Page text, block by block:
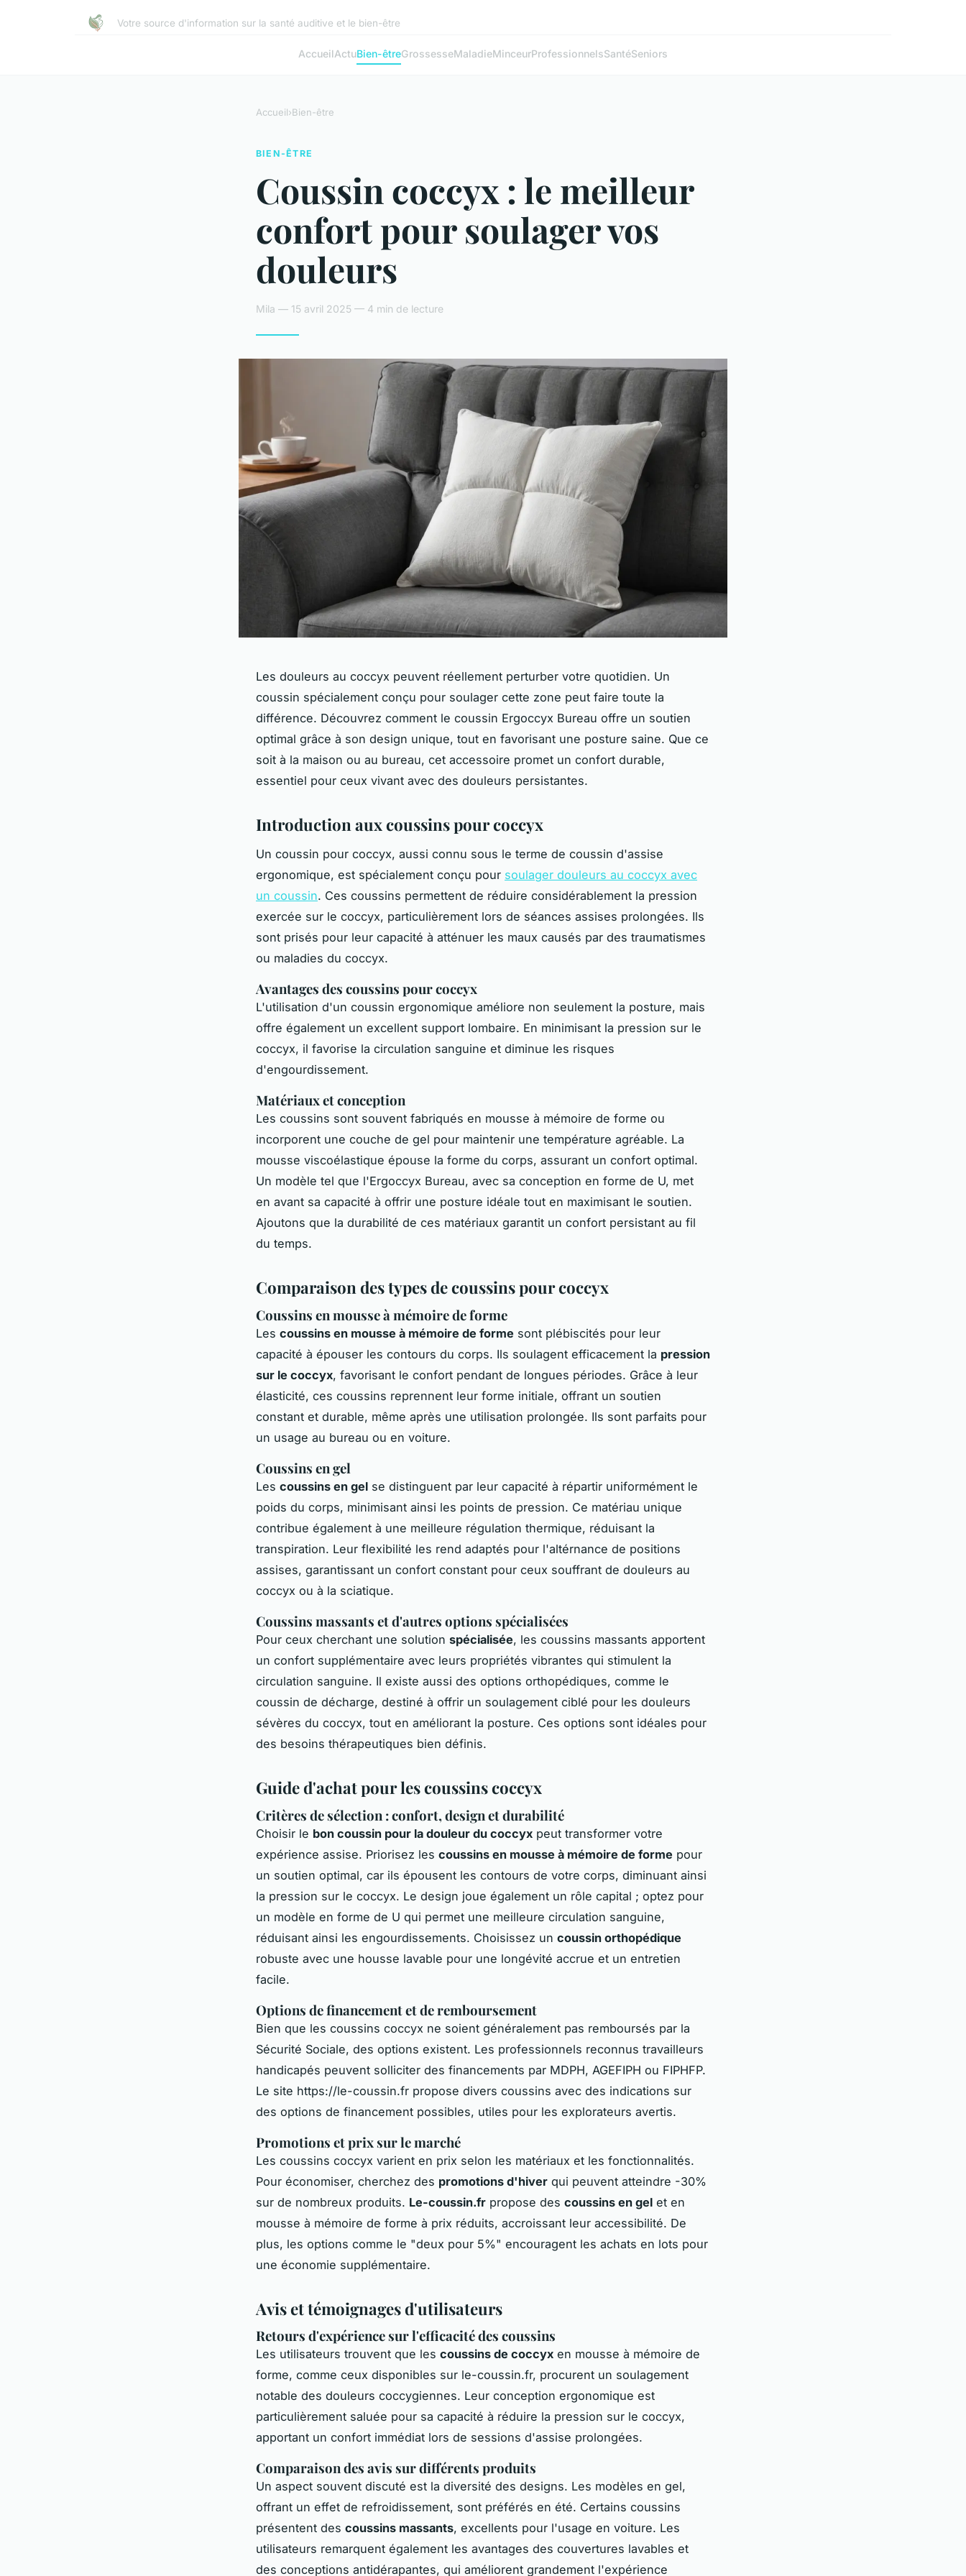
Votre source d'information sur la santé auditive et le bien-être
AccueilActuBien-êtreGrossesseMaladieMinceurProfessionnelsSantéSeniors
Accueil›Bien-être
BIEN-ÊTRE
Coussin coccyx : le meilleur
confort pour soulager vos
douleurs
Mila — 15 avril 2025 — 4 min de lecture
Les douleurs au coccyx peuvent réellement perturber votre quotidien. Un
coussin spécialement conçu pour soulager cette zone peut faire toute la
différence. Découvrez comment le coussin Ergoccyx Bureau offre un soutien
optimal grâce à son design unique, tout en favorisant une posture saine. Que ce
soit à la maison ou au bureau, cet accessoire promet un confort durable,
essentiel pour ceux vivant avec des douleurs persistantes.
Introduction aux coussins pour coccyx
Un coussin pour coccyx, aussi connu sous le terme de coussin d'assise
ergonomique, est spécialement conçu pour soulager douleurs au coccyx avec
un coussin. Ces coussins permettent de réduire considérablement la pression
exercée sur le coccyx, particulièrement lors de séances assises prolongées. Ils
sont prisés pour leur capacité à atténuer les maux causés par des traumatismes
ou maladies du coccyx.
Avantages des coussins pour coccyx
L'utilisation d'un coussin ergonomique améliore non seulement la posture, mais
offre également un excellent support lombaire. En minimisant la pression sur le
coccyx, il favorise la circulation sanguine et diminue les risques
d'engourdissement.
Matériaux et conception
Les coussins sont souvent fabriqués en mousse à mémoire de forme ou
incorporent une couche de gel pour maintenir une température agréable. La
mousse viscoélastique épouse la forme du corps, assurant un confort optimal.
Un modèle tel que l'Ergoccyx Bureau, avec sa conception en forme de U, met
en avant sa capacité à offrir une posture idéale tout en maximisant le soutien.
Ajoutons que la durabilité de ces matériaux garantit un confort persistant au fil
du temps.
Comparaison des types de coussins pour coccyx
Coussins en mousse à mémoire de forme
Les coussins en mousse à mémoire de forme sont plébiscités pour leur
capacité à épouser les contours du corps. Ils soulagent efficacement la pression
sur le coccyx, favorisant le confort pendant de longues périodes. Grâce à leur
élasticité, ces coussins reprennent leur forme initiale, offrant un soutien
constant et durable, même après une utilisation prolongée. Ils sont parfaits pour
un usage au bureau ou en voiture.
Coussins en gel
Les coussins en gel se distinguent par leur capacité à répartir uniformément le
poids du corps, minimisant ainsi les points de pression. Ce matériau unique
contribue également à une meilleure régulation thermique, réduisant la
transpiration. Leur flexibilité les rend adaptés pour l'altérnance de positions
assises, garantissant un confort constant pour ceux souffrant de douleurs au
coccyx ou à la sciatique.
Coussins massants et d'autres options spécialisées
Pour ceux cherchant une solution spécialisée, les coussins massants apportent
un confort supplémentaire avec leurs propriétés vibrantes qui stimulent la
circulation sanguine. Il existe aussi des options orthopédiques, comme le
coussin de décharge, destiné à offrir un soulagement ciblé pour les douleurs
sévères du coccyx, tout en améliorant la posture. Ces options sont idéales pour
des besoins thérapeutiques bien définis.
Guide d'achat pour les coussins coccyx
Critères de sélection : confort, design et durabilité
Choisir le bon coussin pour la douleur du coccyx peut transformer votre
expérience assise. Priorisez les coussins en mousse à mémoire de forme pour
un soutien optimal, car ils épousent les contours de votre corps, diminuant ainsi
la pression sur le coccyx. Le design joue également un rôle capital ; optez pour
un modèle en forme de U qui permet une meilleure circulation sanguine,
réduisant ainsi les engourdissements. Choisissez un coussin orthopédique
robuste avec une housse lavable pour une longévité accrue et un entretien
facile.
Options de financement et de remboursement
Bien que les coussins coccyx ne soient généralement pas remboursés par la
Sécurité Sociale, des options existent. Les professionnels reconnus travailleurs
handicapés peuvent solliciter des financements par MDPH, AGEFIPH ou FIPHFP.
Le site https://le-coussin.fr propose divers coussins avec des indications sur
des options de financement possibles, utiles pour les explorateurs avertis.
Promotions et prix sur le marché
Les coussins coccyx varient en prix selon les matériaux et les fonctionnalités.
Pour économiser, cherchez des promotions d'hiver qui peuvent atteindre -30%
sur de nombreux produits. Le-coussin.fr propose des coussins en gel et en
mousse à mémoire de forme à prix réduits, accroissant leur accessibilité. De
plus, les options comme le "deux pour 5%" encouragent les achats en lots pour
une économie supplémentaire.
Avis et témoignages d'utilisateurs
Retours d'expérience sur l'efficacité des coussins
Les utilisateurs trouvent que les coussins de coccyx en mousse à mémoire de
forme, comme ceux disponibles sur le-coussin.fr, procurent un soulagement
notable des douleurs coccygiennes. Leur conception ergonomique est
particulièrement saluée pour sa capacité à réduire la pression sur le coccyx,
apportant un confort immédiat lors de sessions d'assise prolongées.
Comparaison des avis sur différents produits
Un aspect souvent discuté est la diversité des designs. Les modèles en gel,
offrant un effet de refroidissement, sont préférés en été. Certains coussins
présentent des coussins massants, excellents pour l'usage en voiture. Les
utilisateurs remarquent également les avantages des couvertures lavables et
des conceptions antidérapantes, qui améliorent grandement l'expérience